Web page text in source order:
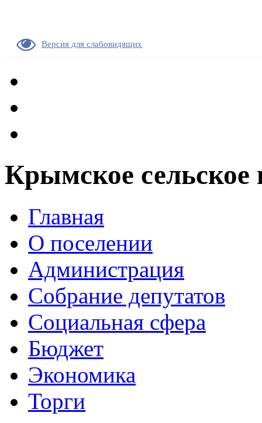
Версия для слабовидящих
Крымское сельское
Главная
О поселении
Администрация
Собрание депутатов
Социальная сфера
Бюджет
Экономика
Торги